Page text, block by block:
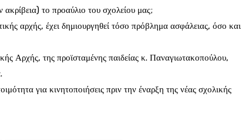
το προαύλιο του σχολείου μας;
αρχής, έχει δημιουργηθεί τόσο πρόβλημα ασφάλειας, όσο και
Αρχής, της προϊσταμένης παιδείας κ. Παναγιωτακοπούλου,
για κινητοποιήσεις πριν την έναρξη της νέας σχολικής